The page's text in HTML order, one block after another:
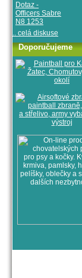
Dotaz -
Officers Sabre
N8 1253
.. celá diskuse
Doporučujeme